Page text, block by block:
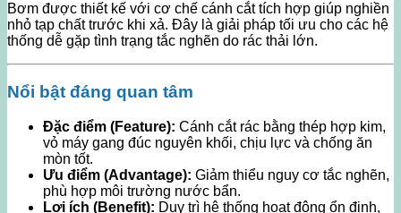
Bơm được thiết kế với cơ chế cánh cắt tích hợp giúp nghiền
nhỏ tạp chất trước khi xả. Đây là giải pháp tối ưu cho các hệ
thống dễ gặp tình trạng tắc nghẽn do rác thải lớn.
Nổi bật đáng quan tâm
Đặc điểm (Feature): Cánh cắt rác bằng thép hợp kim,
vỏ máy gang đúc nguyên khối, chịu lực và chống ăn
mòn tốt.
Ưu điểm (Advantage): Giảm thiểu nguy cơ tắc nghẽn,
phù hợp môi trường nước bẩn.
Lợi ích (Benefit): Duy trì hệ thống hoạt động ổn định,